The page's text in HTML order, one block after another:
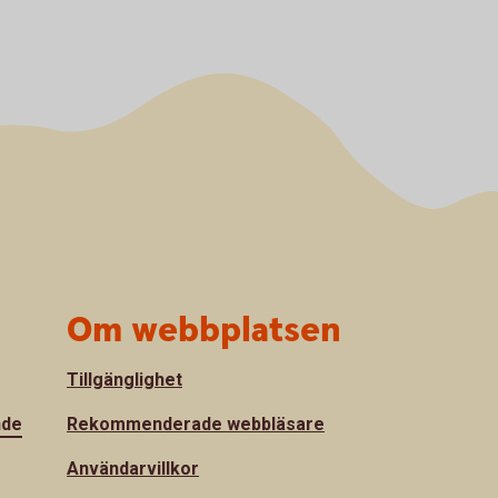
Om webbplatsen
Tillgänglighet
Rekommenderade webbläsare
Användarvillkor